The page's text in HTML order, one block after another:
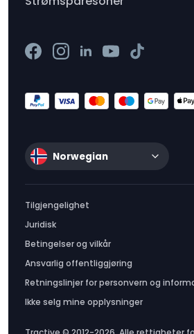
Norwegian
Tilgjengelighet
Juridisk
Betingelser og vilkår
Ansvarlig offentliggjøring
Retningslinjer for personvern og
Ikke selg mine opplysninger